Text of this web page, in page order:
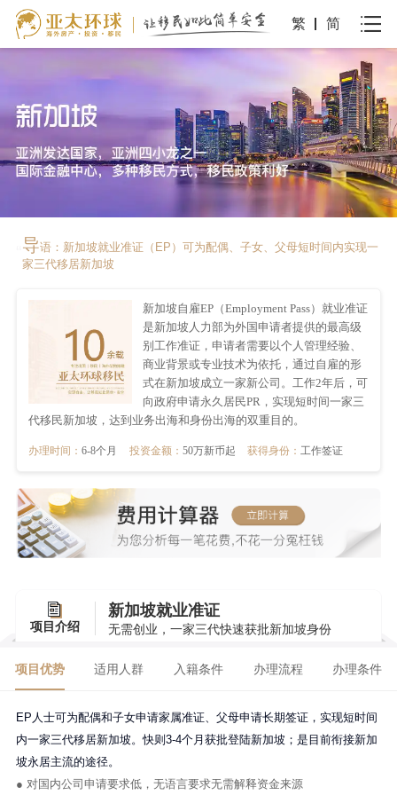
繁 简
导语：新加坡就业准证（EP）可为配偶、子女、父母短时间内实现一
家三代移居新加坡
新加坡自雇EP（Employment Pass）就业准证
是新加坡人力部为外国申请者提供的最高级
别工作准证，申请者需要以个人管理经验、
商业背景或专业技术为依托，通过自雇的形
式在新加坡成立一家新公司。工作2年后，可
向政府申请永久居民PR，实现短时间一家三
代移民新加坡，达到业务出海和身份出海的双重目的。
办理时间：6-8个月 投资金额： 50万新币起 获得身份： 工作签证
项目介绍
新加坡就业准证
无需创业，一家三代快速获批新加坡身份
项目优势 适用人群 入籍条件 办理流程 办理条件
EP人士可为配偶和子女申请家属准证、父母申请长期签证，实现短时间
内一家三代移居新加坡。快则 3-4个月获批登陆新加坡；是目前衔接新加
坡永居主流的途径。
● 对国内公司申请要求低，无语言要求无需解释资金来源